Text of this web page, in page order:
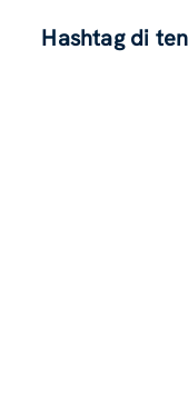
Hashtag di